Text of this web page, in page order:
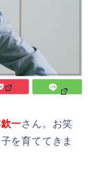
一さん。お笑
を育ててきま